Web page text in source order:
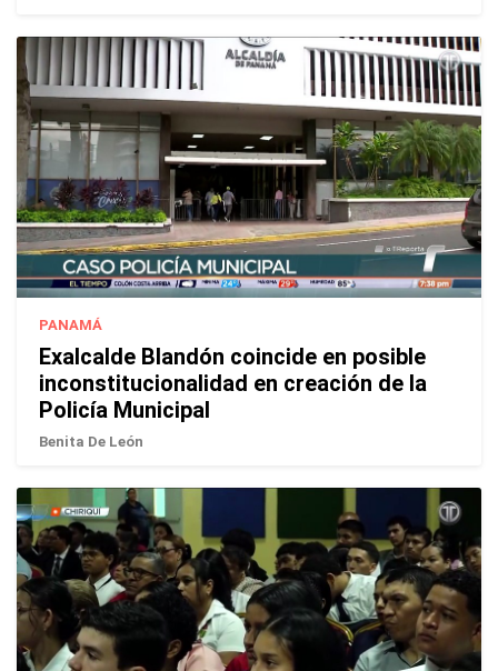
PANAMÁ
Exalcalde Blandón coincide en posible
inconstitucionalidad en creación de la
Policía Municipal
Benita De León